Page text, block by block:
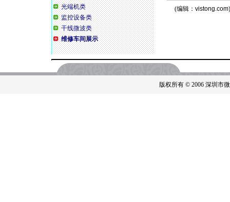
光端机类
监控设备类
干线微波类
维修车间展示
(编辑： vistong.com)
版权所有 © 2006 深圳市